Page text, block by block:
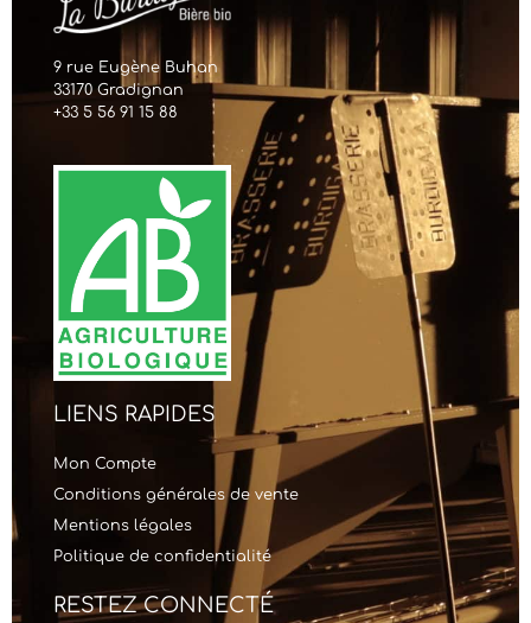
9 rue Eugène Buhan
33170 Gradignan
+33 5 56 91 15 88
LIENS RAPIDES
Mon Compte
Conditions générales de vente
Mentions légales
Politique de confidentialité
RESTEZ CONNECTÉ